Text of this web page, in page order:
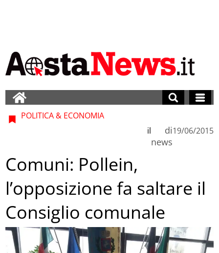
POLITICA & ECONOMIA
di
news
il 19/06/2015
Comuni: Pollein,
l’opposizione fa saltare il
Consiglio comunale